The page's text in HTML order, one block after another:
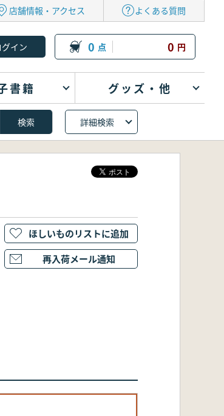
店舗情報・アクセス よくある質問
0 点 0 円
書籍 グッズ・他
詳細検索
ほしいものリストに追加
再入荷メール通知